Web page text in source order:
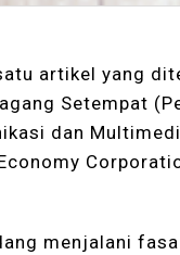
artikel yang
Setempat
dan
menjalani